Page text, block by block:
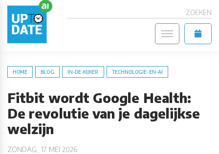
ZOEKEN
HOME BLOG IN-DE-KIJKER TECHNOLOGIE-EN-AI
Fitbit wordt Google Health:
De revolutie van je dagelijkse
welzijn
ZONDAG, 17 MEI 2026